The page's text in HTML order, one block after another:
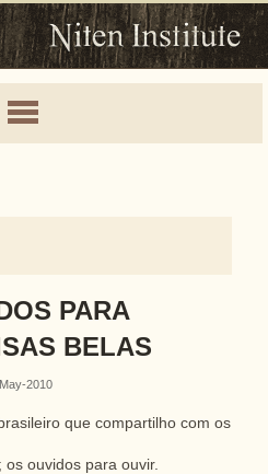
PARA
BELAS
2010
que compartilho com os
ouvidos para ouvir.